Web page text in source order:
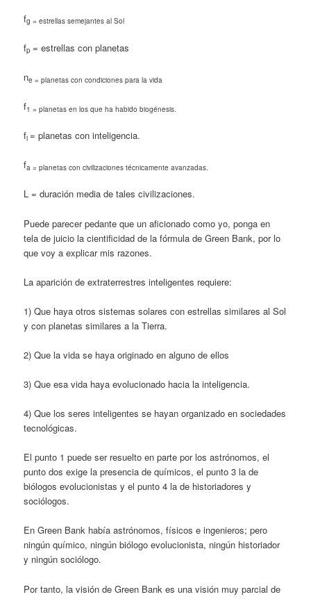
fg = estrellas semejantes al Sol
fp = estrellas con planetas
ne = planetas con condiciones para la vida
f1 = planetas en los que ha habido biogé­nesis.
fi = planetas con inteligencia.
fa = planetas con civilizaciones técnica­mente avanzadas.
L = duración media de tales civilizacio­nes.
Puede parecer pedante que un aficionado como yo, ponga en
tela de juicio la cientifici­dad de la fórmula de Green Bank, por lo
que voy a explicar mis razones.
La aparición de extraterrestres inteligentes requiere:
1) Que haya otros sistemas solares con estrellas similares al Sol
y con planetas simi­lares a la Tierra.
2) Que la vida se haya originado en algu­no de ellos
3) Que esa vida haya evolucionado hacia la inteligencia.
4) Que los seres inteligentes se hayan or­ganizado en sociedades
tecnológicas.
El punto 1 puede ser resuelto en parte por los astrónomos, el
punto dos exige la presen­cia de químicos, el punto 3 la de
biólogos evolucionistas y el punto 4 la de historiadores y
sociólogos.
En Green Bank había astrónomos, físicos e ingenieros; pero
ningún químico, ningún biólogo evolucionista, ningún historiador
y ningún sociólogo.
Por tanto, la visión de Green Bank es una visión muy parcial de